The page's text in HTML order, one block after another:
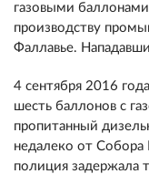
газовыми
производству
Фаллавье.
4 сентября 2016
шесть баллонов с
пропитанный
недалеко от Собора
полиция задержала